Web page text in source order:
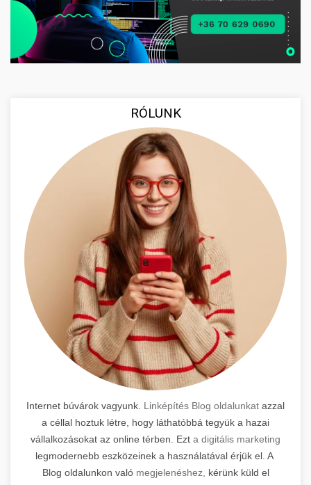
RÓLUNK
Internet búvárok vagyunk. Linképítés Blog oldalunkat azzal
a céllal hoztuk létre, hogy láthatóbbá tegyük a hazai
vállalkozásokat az online térben. Ezt a digitális marketing
legmodernebb eszközeinek a használatával érjük el. A
Blog oldalunkon való megjelenéshez,
kérünk küld el